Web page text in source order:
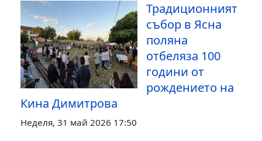
Традиционният
събор в Ясна
поляна
отбеляза 100
години от
рождението на
Кина Димитрова
Неделя, 31 май 2026 17:50